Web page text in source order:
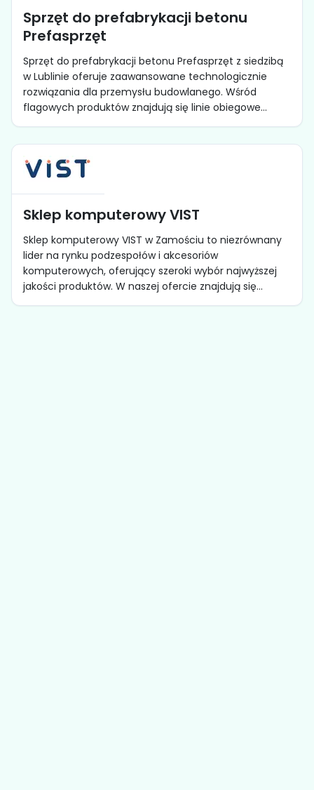
Sprzęt do prefabrykacji betonu
Prefasprzęt
Sprzęt do prefabrykacji betonu Prefasprzęt z siedzibą
w Lublinie oferuje zaawansowane technologicznie
rozwiązania dla przemysłu budowlanego. Wśród
flagowych produktów znajdują się linie obiegowe...
Sklep komputerowy VIST
Sklep komputerowy VIST w Zamościu to niezrównany
lider na rynku podzespołów i akcesoriów
komputerowych, oferujący szeroki wybór najwyższej
jakości produktów. W naszej ofercie znajdują się...